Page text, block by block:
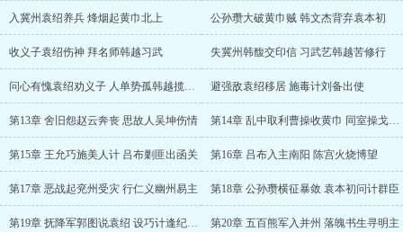
入冀州袁绍养兵 烽烟起黄巾北上 公孙瓒大破黄巾贼 韩文杰背弃袁本初
收义子袁绍伤神 拜名师韩越习武 失冀州韩馥交印信 习武艺韩越苦修行
问心有愧袁绍劝义子 人单势孤韩越揽谋臣 避强敌袁绍移居 施毒计刘备出使
第13章 舍旧怨赵云奔丧 思故人吴坤伤情 第14章 乱中取利曹操收黄巾 同室操戈袁术得吕
第15章 王允巧施美人计 吕布剿匪出函关 第16章 吕布入主南阳 陈宫火烧博望
第17章 恶战起兖州受灾 行仁义幽州易主 第18章 公孙瓒横征暴敛 袁本初问计群臣
第19章 抚降军郭图说袁绍 设巧计逢纪助奸徒 第20章 五百熊军入并州 落魄书生寻明主